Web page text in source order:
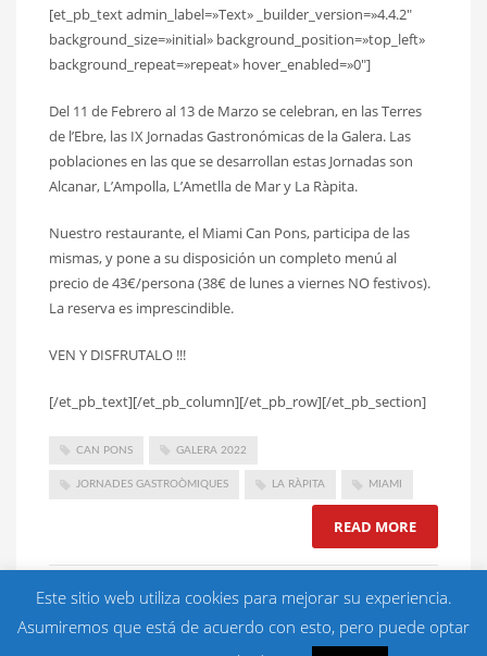
[et_pb_text admin_label=»Text» _builder_version=»4.4.2″
background_size=»initial» background_position=»top_left»
background_repeat=»repeat» hover_enabled=»0″]
Del 11 de Febrero al 13 de Marzo se celebran, en las Terres
de l’Ebre, las IX Jornadas Gastronómicas de la Galera. Las
poblaciones en las que se desarrollan estas Jornadas son
Alcanar, L’Ampolla, L’Ametlla de Mar y La Ràpita.
Nuestro restaurante, el Miami Can Pons, participa de las
mismas, y pone a su disposición un completo menú al
precio de 43€/persona (38€ de lunes a viernes NO festivos).
La reserva es imprescindible.
VEN Y DISFRUTALO !!!
[/et_pb_text][/et_pb_column][/et_pb_row][/et_pb_section]
CAN PONS GALERA 2022
JORNADES GASTROÒMIQUES LA RÀPITA MIAMI
READ MORE
PUBLISHED IN SIN CATEGORÍA NO COMMENTS
Este sitio web utiliza cookies para mejorar su experiencia.
Asumiremos que está de acuerdo con esto, pero puede optar